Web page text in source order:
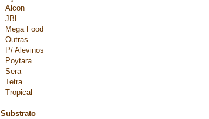
Alcon
JBL
Mega Food
Outras
P/ Alevinos
Poytara
Sera
Tetra
Tropical
Substrato